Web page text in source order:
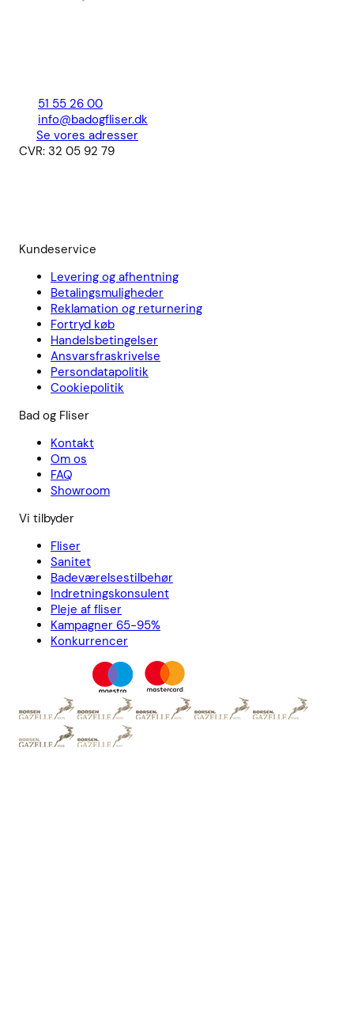
51 55 26 00
info@badogfliser.dk
Se vores adresser
CVR: 32 05 92 79
Kundeservice
Levering og afhentning
Betalingsmuligheder
Reklamation og returnering
Fortryd køb
Handelsbetingelser
Ansvarsfraskrivelse
Persondatapolitik
Cookiepolitik
Bad og Fliser
Kontakt
Om os
FAQ
Showroom
Vi tilbyder
Fliser
Sanitet
Badeværelsestilbehør
Indretningskonsulent
Pleje af fliser
Kampagner 65-95%
Konkurrencer